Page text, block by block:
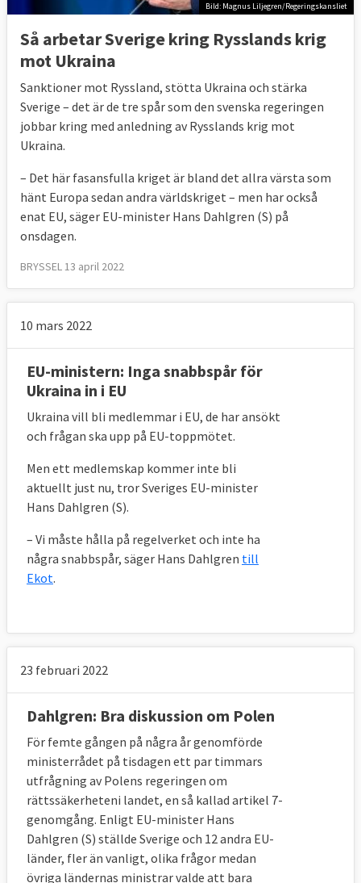
Bild: Magnus Liljegren/Regeringskansliet
Så arbetar Sverige kring Rysslands krig
mot Ukraina
Sanktioner mot Ryssland, stötta Ukraina och stärka
Sverige – det är de tre spår som den svenska regeringen
jobbar kring med anledning av Rysslands krig mot
Ukraina.
– Det här fasansfulla kriget är bland det allra värsta som
hänt Europa sedan andra världskriget – men har också
enat EU, säger EU-minister Hans Dahlgren (S) på
onsdagen.
BRYSSEL 13 april 2022
10 mars 2022
EU-ministern: Inga snabbspår för
Ukraina in i EU
Ukraina vill bli medlemmar i EU, de har ansökt
och frågan ska upp på EU-toppmötet.
Men ett medlemskap kommer inte bli
aktuellt just nu, tror Sveriges EU-minister
Hans Dahlgren (S).
– Vi måste hålla på regelverket och inte ha
några snabbspår, säger Hans Dahlgren till
Ekot.
23 februari 2022
Dahlgren: Bra diskussion om Polen
För femte gången på några år genomförde
ministerrådet på tisdagen ett par timmars
utfrågning av Polens regeringen om
rättssäkerheteni landet, en så kallad artikel 7-
genomgång. Enligt EU-minister Hans
Dahlgren (S) ställde Sverige och 12 andra EU-
länder, fler än vanligt, olika frågor medan
övriga ländernas ministrar valde att bara